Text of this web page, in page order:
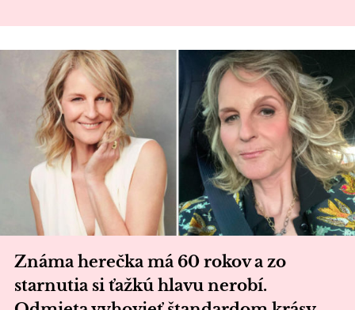
Známa herečka má 60 rokov a zo
starnutia si ťažkú hlavu nerobí.